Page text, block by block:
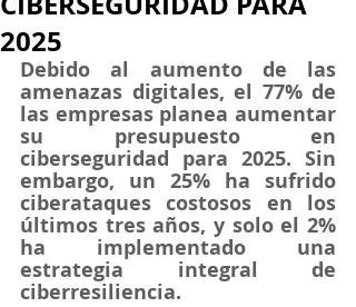
2025
Debido al aumento de las
amenazas digitales, el 77% de
las empresas planea aumentar
su presupuesto en
ciberseguridad para 2025. Sin
embargo, un 25% ha sufrido
ciberataques costosos en los
últimos tres años, y solo el 2%
ha implementado una
estrategia integral de
ciberresiliencia.